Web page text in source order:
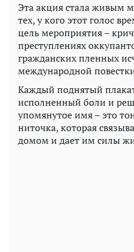
Эта акция стала живым
тех, у кого этот голос
цель мероприятия –
преступлениях
гражданских пленных
международной
Каждый поднятый
исполненный боли и
упомянутое имя – это
ниточка, которая
домом и дает им силы